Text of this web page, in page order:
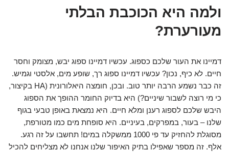
ולמה היא הכוכבת הבלתי
מעורערת?
דמיינו את העור שלכם כספוג. עכשיו דמיינו ספוג יבש, מצומק וחסר
חיים. לא כיף, נכון? עכשיו דמיינו ספוג רך, שופע מים, אלסטי וגמיש.
זה כבר נשמע הרבה יותר טוב. ובכן, חומצה היאלורונית (HA בקיצור,
כי מי רוצה לשבור שיניים?) היא בדיוק החומר ההופך את הספוג
היבש שלכם לספוג רענן ומלא חיים. היא נמצאת באופן טבעי בגוף
שלנו – בעור, במפרקים, בעיניים. היא סופחת מים כמו מטורפת,
מסוגלת להחזיק עד פי 1000 ממשקלה במים! תחשבו על זה רגע.
אלף. זה מספר שאפילו בתיק האיפור שלנו אנחנו לא מצליחים להכיל